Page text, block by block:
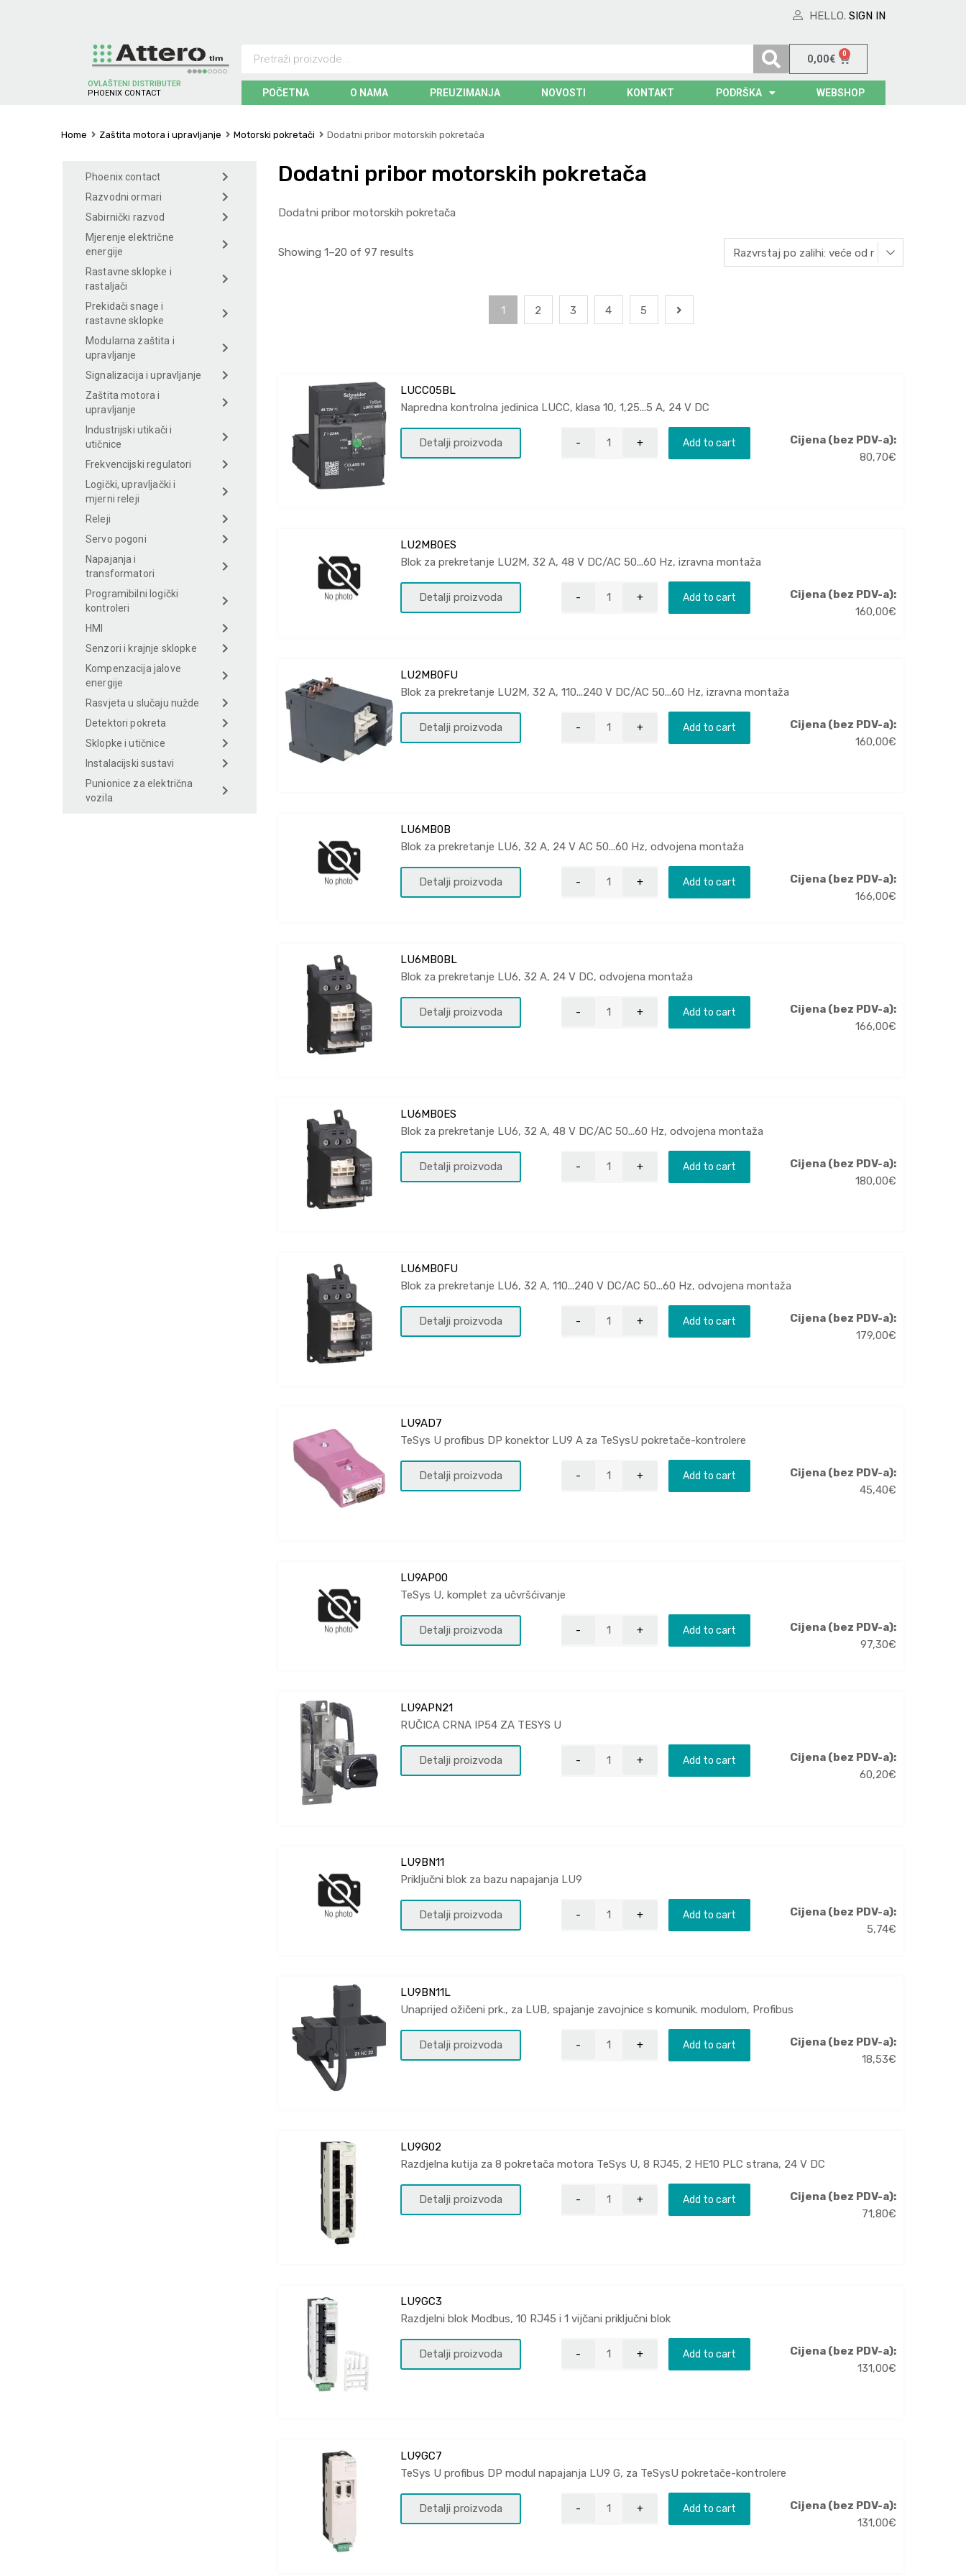
HELLO. SIGN IN
OVLAŠTENI DISTRIBUTER
SCHNE
EN X CO NTACT
0,00€ 0
POČETNA O NAMA PREUZIMANJA NOVOSTI KONTAKT PODRŠKA WEBSHOP
Home Zaštita motora i upravljanje Motorski pokretači Dodatni pribor motorskih pokretača
Dodatni pribor motorskih pokretača
Dodatni pribor motorskih pokretača
Showing 1–20 of 97 results
1 2 3 4 5
LUCC05BL
Napredna kontrolna jedinica LUCC, klasa 10, 1,25...5 A, 24 V DC
Detalji proizvoda Add to cart
Cijena (bez PDV-a):
80,70€
LU2MB0ES
Blok za prekretanje LU2M, 32 A, 48 V DC/AC 50...60 Hz, izravna montaža
Detalji proizvoda Add to cart
Cijena (bez PDV-a):
160,00€
LU2MB0FU
Blok za prekretanje LU2M, 32 A, 110...240 V DC/AC 50...60 Hz, izravna montaža
Detalji proizvoda Add to cart
Cijena (bez PDV-a):
160,00€
LU6MB0B
Blok za prekretanje LU6, 32 A, 24 V AC 50...60 Hz, odvojena montaža
Detalji proizvoda Add to cart
Cijena (bez PDV-a):
166,00€
LU6MB0BL
Blok za prekretanje LU6, 32 A, 24 V DC, odvojena montaža
Detalji proizvoda Add to cart
Cijena (bez PDV-a):
166,00€
LU6MB0ES
Blok za prekretanje LU6, 32 A, 48 V DC/AC 50...60 Hz, odvojena montaža
Detalji proizvoda Add to cart
Cijena (bez PDV-a):
180,00€
LU6MB0FU
Blok za prekretanje LU6, 32 A, 110...240 V DC/AC 50...60 Hz, odvojena montaža
Detalji proizvoda Add to cart
Cijena (bez PDV-a):
179,00€
LU9AD7
TeSys U profibus DP konektor LU9 A za TeSysU pokretače-kontrolere
Detalji proizvoda Add to cart
Cijena (bez PDV-a):
45,40€
LU9AP00
TeSys U, komplet za učvršćivanje
Detalji proizvoda Add to cart
Cijena (bez PDV-a):
97,30€
LU9APN21
RUČICA CRNA IP54 ZA TESYS U
Detalji proizvoda Add to cart
Cijena (bez PDV-a):
60,20€
LU9BN11
Priključni blok za bazu napajanja LU9
Detalji proizvoda Add to cart
Cijena (bez PDV-a):
5,74€
LU9BN11L
Unaprijed ožičeni prk., za LUB, spajanje zavojnice s komunik. modulom, Profibus
Detalji proizvoda Add to cart
Cijena (bez PDV-a):
18,53€
LU9G02
Razdjelna kutija za 8 pokretača motora TeSys U, 8 RJ45, 2 HE10 PLC strana, 24 V DC
Detalji proizvoda Add to cart
Cijena (bez PDV-a):
71,80€
LU9GC3
Razdjelni blok Modbus, 10 RJ45 i 1 vijčani priključni blok
Detalji proizvoda Add to cart
Cijena (bez PDV-a):
131,00€
LU9GC7
TeSys U profibus DP modul napajanja LU9 G, za TeSysU pokretače-kontrolere
Detalji proizvoda Add to cart
Cijena (bez PDV-a):
131,00€
Phoenix contact
Razvodni ormari
Sabirnički razvod
Mjerenje električne
energije
Rastavne sklopke i
rastaljači
Prekidači snage i
rastavne sklopke
Modularna zaštita i
upravljanje
Signalizacija i upravljanje
Zaštita motora i
upravljanje
Industrijski utikači i
utičnice
Frekvencijski regulatori
Logički, upravljački i
mjerni releji
Releji
Servo pogoni
Napajanja i
transformatori
Programibilni logički
kontroleri
HMI
Senzori i krajnje sklopke
Kompenzacija jalove
energije
Rasvjeta u slučaju nužde
Detektori pokreta
Sklopke i utičnice
Instalacijski sustavi
Punionice za električna
vozila